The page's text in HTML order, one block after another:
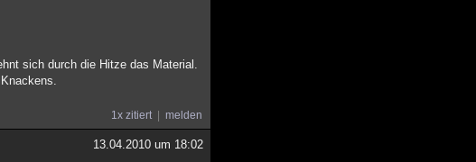
sich durch die Hitze das Material.
1x zitiert melden
13.04.2010 um 18:02